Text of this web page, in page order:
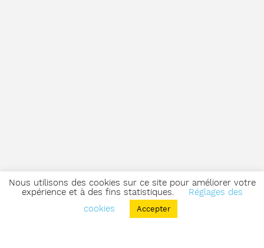
Nous utilisons des cookies sur ce site pour améliorer votre
expérience et à des fins statistiques.
Réglages des
cookies
Accepter